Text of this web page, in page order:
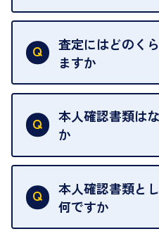
可能な限り、迅速に
グオフが可能です。
契約破棄という形で、
きます。
売却当日を含む8日間
出張買取のお品物は、
一切いただいており
だけない場合は、その
ございません。お気軽
査定にはどのく
ますか
お品物の内容や点数
取の場合は1点あたり
お品物の場合は、お
本人確認書類は
か
買取店は古物営業法
行うことが義務付けら
いただくためにも、ご
本人確認書類と
何ですか